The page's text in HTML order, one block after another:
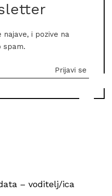
najave, i pozive na
spam.
– voditelj/ica